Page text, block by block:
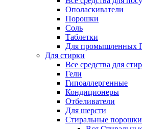
Ополаскиватели
Порошки
Соль
Таблетки
Для
Для стирки
Все средства для
Гели
Гипоаллергенные
Кондиционеры
Отбеливатели
Для шерсти
Стиральные порошки